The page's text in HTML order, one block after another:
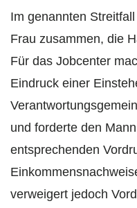
Im genannten
Frau zusammen, die
Für das Jobcenter
Eindruck einer
und forderte den
entsprechenden
verweigert jedoch